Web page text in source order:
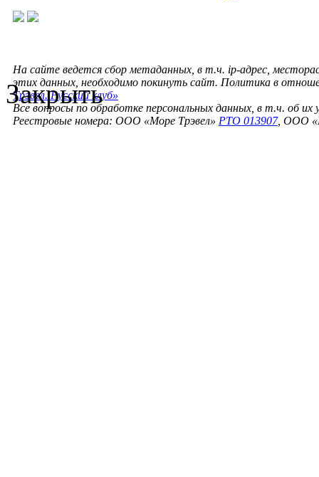
На сайте ведется сбор метаданных, в т.ч. ip-адрес,
этих данных, необходимо покинуть сайт. Политика в
Трэвел. Русский клуб»
Все вопросы по обработке персональных данных, в т.ч. об их
Реестровые номера: ООО «Море Трэвел» РТО 013907, ООО
Закрыть